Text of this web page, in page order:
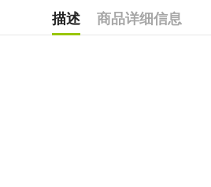
描述 商品详细信息